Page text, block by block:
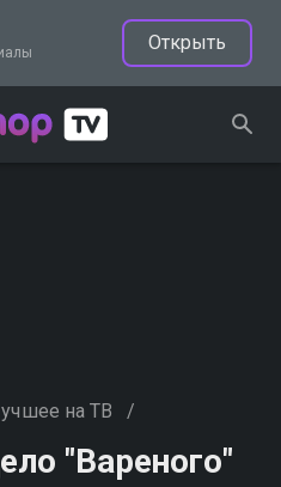
Открыть
на ТВ /
"Вареного"